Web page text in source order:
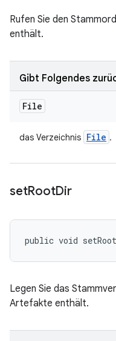
Rufen Sie den
enthält.
Gibt Folgendes
File
das Verzeichnis File .
setRootDir
public void
Legen Sie das
Artefakte enthält.